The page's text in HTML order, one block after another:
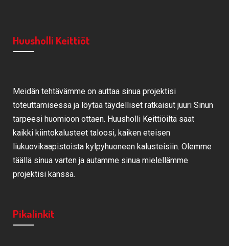
Huusholli Keittiöt
Meidän tehtävämme on auttaa sinua projektisi
toteuttamisessa ja löytää täydelliset ratkaisut juuri Sinun
tarpeesi huomioon ottaen. Huusholli Keittiöiltä saat
kaikki kiintokalusteet taloosi, kaiken eteisen
liukuovikaapistoista kylpyhuoneen kalusteisiin. Olemme
täällä sinua varten ja autamme sinua mielellämme
projektisi kanssa.
Pikalinkit